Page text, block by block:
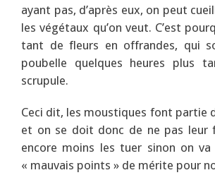
ayant pas, d’après eux, on peut
les végétaux qu’on veut. C’est
tant de fleurs en offrandes, qui
poubelle quelques heures plus
scrupule.
Ceci dit, les moustiques font partie
et on se doit donc de ne pas leur
encore moins les tuer sinon on va
« mauvais points » de mérite pour